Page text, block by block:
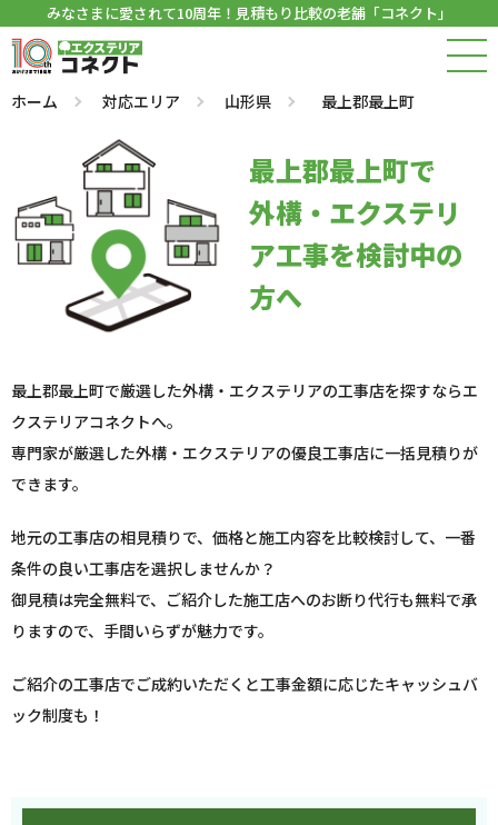
みなさまに愛されて10周年！見積もり比較の老舗「コネクト」
ホーム 対応エリア 山形県 最上郡最上町
最上郡最上町で
外構・エクステリ
ア工事を検討中の
方へ
最上郡最上町で厳選した外構・エクステリアの工事店を探すならエ
クステリアコネクトへ。
専門家が厳選した外構・エクステリアの優良工事店に一括見積りが
できます。
地元の工事店の相見積りで、価格と施工内容を比較検討して、一番
条件の良い工事店を選択しませんか？
御見積は完全無料で、ご紹介した施工店へのお断り代行も無料で承
りますので、手間いらずが魅力です。
ご紹介の工事店でご成約いただくと工事金額に応じたキャッシュバ
ック制度も！